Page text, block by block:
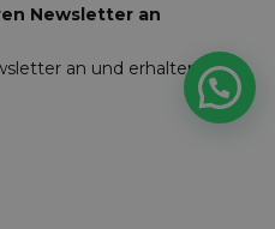
Newsletter an
an und erhalten Sie